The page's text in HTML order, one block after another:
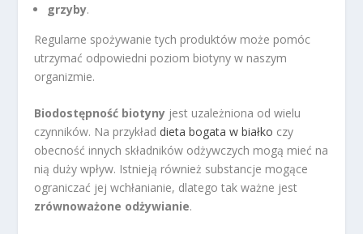
grzyby.
Regularne spożywanie tych produktów może pomóc
utrzymać odpowiedni poziom biotyny w naszym
organizmie.
Biodostępność biotyny jest uzależniona od wielu
czynników. Na przykład dieta bogata w białko czy
obecność innych składników odżywczych mogą mieć na
nią duży wpływ. Istnieją również substancje mogące
ograniczać jej wchłanianie, dlatego tak ważne jest
zrównoważone odżywianie.